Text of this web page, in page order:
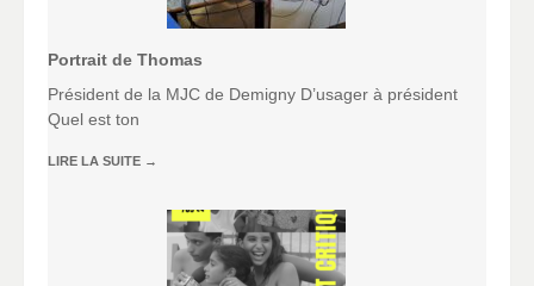
Portrait de Thomas
Président de la MJC de Demigny D’usager à président
Quel est ton
LIRE LA SUITE →